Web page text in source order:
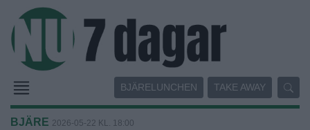
BJÄRELUNCHEN TAKE AWAY
BJÄRE 2026-05-22 KL. 18:00